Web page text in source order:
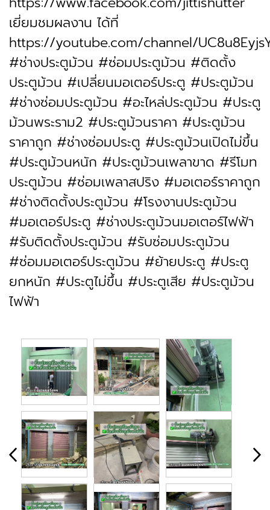
เยี่ยมชมผลงาน ได้ที่
https://youtube.com/channel/
#ช่างประตูม้วน #ซ่อมประตูม้วน #ติดตั้ง
ประตูม้วน #เปลี่ยนมอเตอร์ประตู #ประตูม้วน
#ช่างซ่อมประตูม้วน #อะไหล่ประตูม้วน #ประตู
ม้วนพระราม2 #ประตูม้วนราคา #ประตูม้วน
ราคาถูก #ช่างซ่อมประตู #ประตูม้วนเปิดไม่ขึ้น
#ประตูม้วนหนัก #ประตูม้วนเพลาขาด #รีโมท
ประตูม้วน #ซ่อมเพลาสปริง #มอเตอร์ราคาถูก
#ช่างติดตั้งประตูม้วน #โรงงานประตูม้วน
#มอเตอร์ประตู #ช่างประตูม้วนมอเตอร์ไฟฟ้า
#รับติดตั้งประตูม้วน #รับซ่อมประตูม้วน
#ซ่อมมอเตอร์ประตูม้วน #ย้ายประตู #ประตู
ยกหนัก #ประตูไม่ขึ้น #ประตูเสีย #ประตูม้วน
ไฟฟ้า